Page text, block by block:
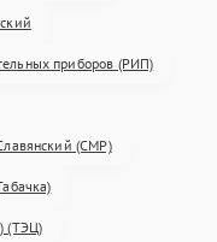
приборов (РИП)
(СМР)
(ТЭЦ)